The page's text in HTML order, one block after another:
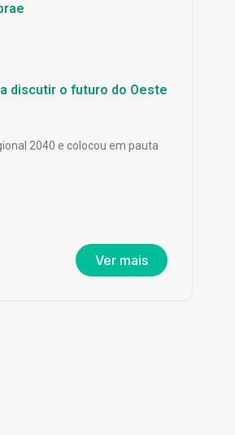
discutir o futuro do Oeste
2040 e colocou em pauta
Ver mais